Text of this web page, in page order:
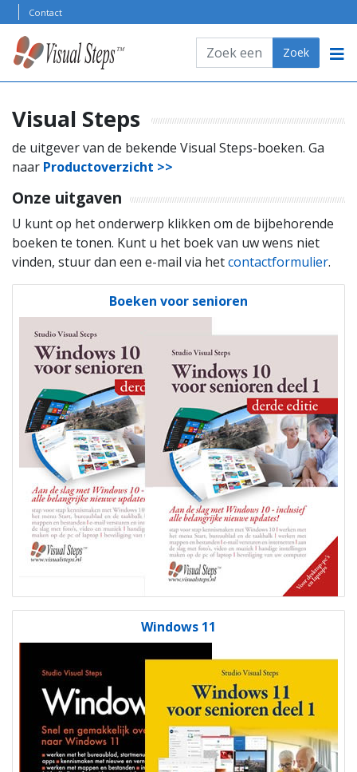
Skip to content
Contact
Zoeken Zoek
Visual Steps
de uitgever van de bekende Visual Steps-boeken. Ga
naar Productoverzicht >>
Onze uitgaven
U kunt op het onderwerp klikken om de bijbehorende
boeken te tonen. Kunt u het boek van uw wens niet
vinden, stuur dan een e-mail via hetcontactformulier.
Boeken voor senioren
Windows 11
PRODUCTOVERZICHT
KLANTENSERVICE